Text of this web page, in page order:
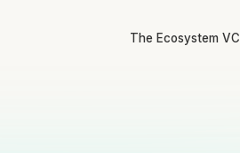
The Ecosystem VC